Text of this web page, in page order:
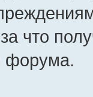
что
форума.